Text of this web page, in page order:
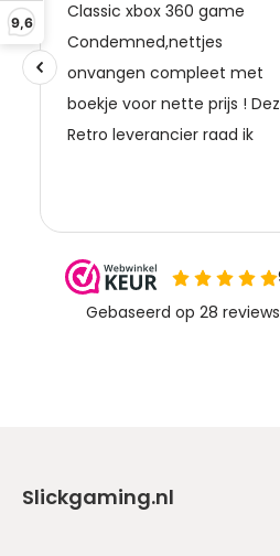
9,6
Slickgaming.nl